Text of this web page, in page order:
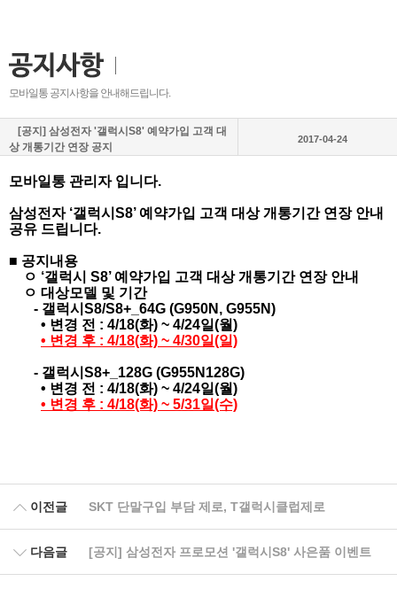
모바일통 공지사항을 안내해드립니다.
[공지] 삼성전자 '갤럭시S8' 예약가입 고객 대
상 개통기간 연장 공지
2017-04-24
모바일통 관리자 입니다.
삼성전자 ‘갤럭시S8’ 예약가입 고객 대상 개통기간 연장 안내
공유 드립니다.
■ 공지내용
ㅇ ‘갤럭시 S8’ 예약가입 고객 대상 개통기간 연장 안내
ㅇ 대상모델 및 기간
- 갤럭시S8/S8+_64G (G950N, G955N)
• 변경 전 : 4/18(화) ~ 4/24일(월)
• 변경 후 : 4/18(화) ~ 4/30일(일)
- 갤럭시S8+_128G (G955N128G)
• 변경 전 : 4/18(화) ~ 4/24일(월)
• 변경 후 : 4/18(화) ~ 5/31일(수)
이전글 SKT 단말구입 부담 제로, T갤럭시클럽제로
다음글 [공지] 삼성전자 프로모션 '갤럭시S8' 사은품 이벤트